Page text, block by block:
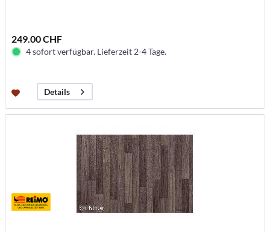
249.00 CHF
4 sofort verfügbar. Lieferzeit 2-4 Tage.
Details